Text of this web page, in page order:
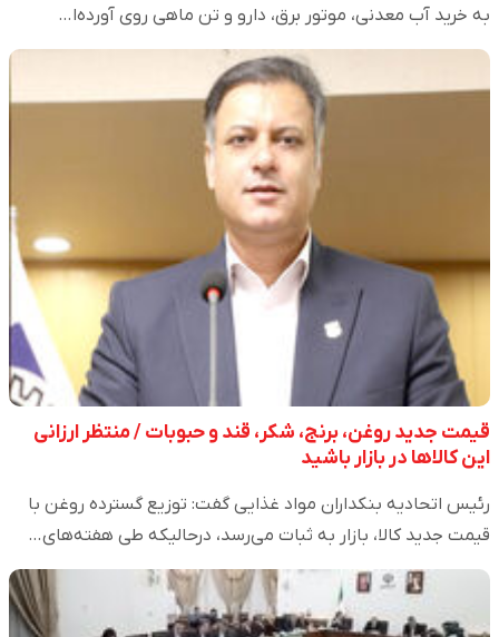
به خرید آب معدنی، موتور برق، دارو و تن ماهی روی آورده‌ا…
قیمت جدید روغن، برنج، شکر، قند و حبوبات / منتظر ارزانی
این کالاها در بازار باشید
رئیس اتحادیه بنکداران مواد غذایی گفت: توزیع گسترده روغن با
قیمت جدید کالا، بازار به ثبات می‌رسد، درحالیکه طی هفته‌های…